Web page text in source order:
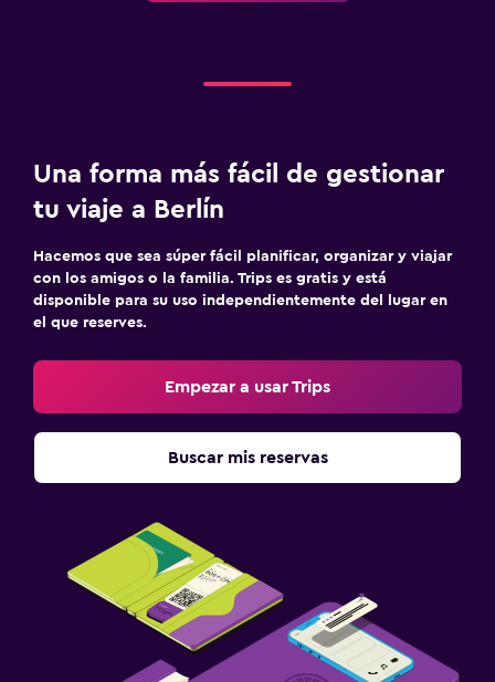
Una forma más fácil de gestionar
tu viaje a Berlín
Hacemos que sea súper fácil planificar, organizar y viajar
con los amigos o la familia. Trips es gratis y está
disponible para su uso independientemente del lugar en
el que reserves.
Empezar a usar Trips
Buscar mis reservas